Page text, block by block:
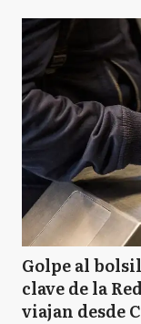
Golpe al
clave de la
viajan desde